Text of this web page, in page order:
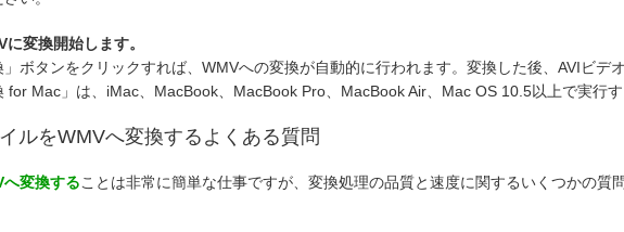
変換開始します。
」ボタンをクリックすれば、WMVへの変換が自動的に行われます。変換した後、AVIビデ
for Mac」は、iMac、MacBook、MacBook Pro、MacBook Air、Mac OS 10.5以上で実行す
ルをWMVへ変換するよくある質問
変換することは非常に簡単な仕事ですが、変換処理の品質と速度に関するいくつかの質